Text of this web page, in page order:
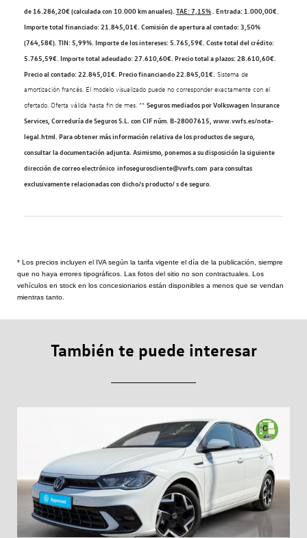
de 16.286,20€ (calculada con 10.000 km anuales). TAE: 7,15% . Entrada: 1.000,00€.
Importe total financiado: 21.845,01€. Comisión de apertura al contado: 3,50%
(764,58€). TIN: 5,99%. Importe de los intereses: 5.765,59€. Coste total del crédito:
5.765,59€. Importe total adeudado: 27.610,60€. Precio total a plazos: 28.610,60€.
Precio al contado: 22.845,01€. Precio financiando 22.845,01€. Sistema de
amortización francés. El modelo visualizado puede no corresponder exactamente con el
ofertado. Oferta válida hasta fin de mes. ** Seguros mediados por Volkswagen Insurance
Services, Correduría de Seguros S.L. con CIF núm. B-28007615, www.vwfs.es/nota-
legal.html. Para obtener más información relativa de los productos de seguro,
consultar la documentación adjunta. Asimismo, ponemos a su disposición la siguiente
dirección de correo electrónico infoseguroscliente@vwfs.com para consultas
exclusivamente relacionadas con dicho/s producto/ s de seguro.
* Los precios incluyen el IVA según la tarifa vigente el día de la publicación, siempre
que no haya errores tipográficos. Las fotos del sitio no son contractuales. Los
vehículos en stock en los concesionarios están disponibles a menos que se vendan
mientras tanto.
También te puede interesar